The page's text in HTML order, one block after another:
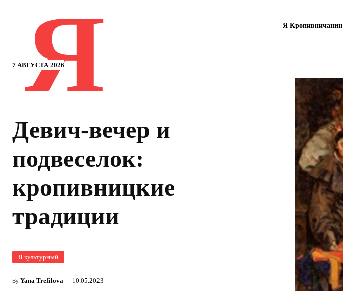
7 АВГУСТА 2026
Я Я Кропивничанин
Девич-вечер и
подвеселок:
кропивницкие
традиции
Я культурный
By Yana Trefilova 10.05.2023